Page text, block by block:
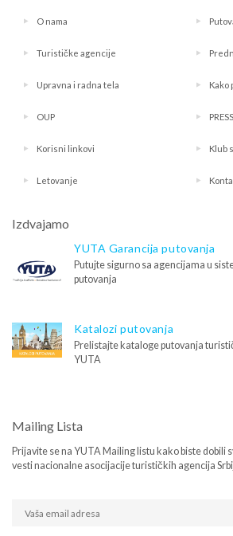
O nama
Turističke agencije
Upravna i radna tela Kako
OUP
Korisni linkovi Klub
Letovanje
Izdvajamo
YUTA Garancija putovanja
Putujte sigurno sa agencijama u
putovanja
Katalozi putovanja
Prelistajte kataloge putovanja
YUTA
Mailing Lista
Prijavite se na YUTA Mailing listu kako biste dobili
vesti nacionalne asocijacije turističkih agencija